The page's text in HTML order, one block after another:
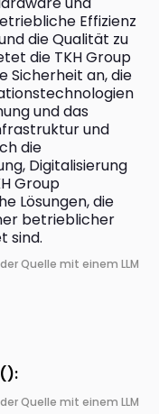
Effizienz
die Qualität zu
die TKH Group
Sicherheit an, die
und das
und
die
Digitalisierung
Group
Lösungen, die
betrieblicher
sind.
Quelle mit einem LLM
Quelle mit einem LLM